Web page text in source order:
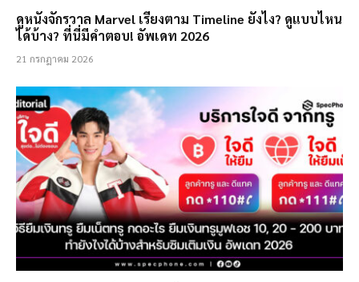
ดูหนังจักรวาล Marvel เรียงตาม Timeline ยังไง? ดูแบบไหน
ได้บ้าง? ที่นี่มีคำตอบ! อัพเดท 2026
21 กรกฎาคม 2026